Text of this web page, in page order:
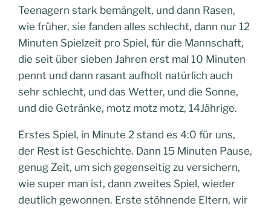
Teenagern stark bemängelt, und dann Rasen,
wie früher, sie fanden alles schlecht, dann nur 12
Minuten Spielzeit pro Spiel, für die Mannschaft,
die seit über sieben Jahren erst mal 10 Minuten
pennt und dann rasant aufholt natürlich auch
sehr schlecht, und das Wetter, und die Sonne,
und die Getränke, motz motz motz, 14Jährige.
Erstes Spiel, in Minute 2 stand es 4:0 für uns,
der Rest ist Geschichte. Dann 15 Minuten Pause,
genug Zeit, um sich gegenseitig zu versichern,
wie super man ist, dann zweites Spiel, wieder
deutlich gewonnen. Erste stöhnende Eltern, wir